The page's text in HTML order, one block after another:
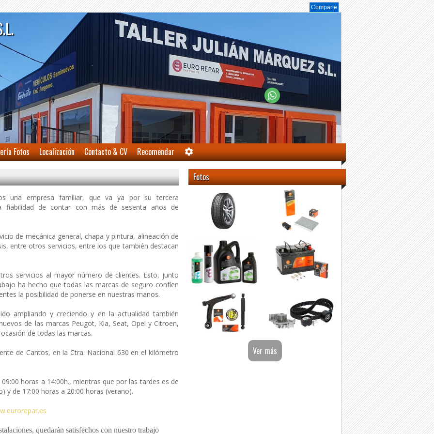
Comparte
Fotos Localización Contacto & CV Recomendar
una empresa familiar, que va ya por su tercera
fiabilidad de contar con más de sesenta años de
de mecánica general, chapa y pintura, alineación de
entre otros servicios, entre los que también destacan
servicios al mayor número de clientes. Esto, junto
ha hecho que todas las marcas de seguro confíen
la posibilidad de ponerse en nuestras manos.
ampliando y creciendo y en la actualidad también
de las marcas Peugot, Kia, Seat, Opel y Citroen,
de todas las marcas.
de Cantos, en la Ctra. Nacional 630 en el kilómetro
horas a 14:00h., mientras que por las tardes es de
y de 17:00 horas a 20:00 horas (verano).
quedarán satisfechos con nuestro trabajo
Fotos